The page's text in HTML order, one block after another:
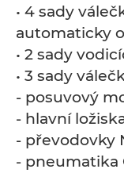
• 4 sady
automaticky
• 2 sady
• 3 sady
- posuvový
- hlavní
- převodovky
- pneumatika